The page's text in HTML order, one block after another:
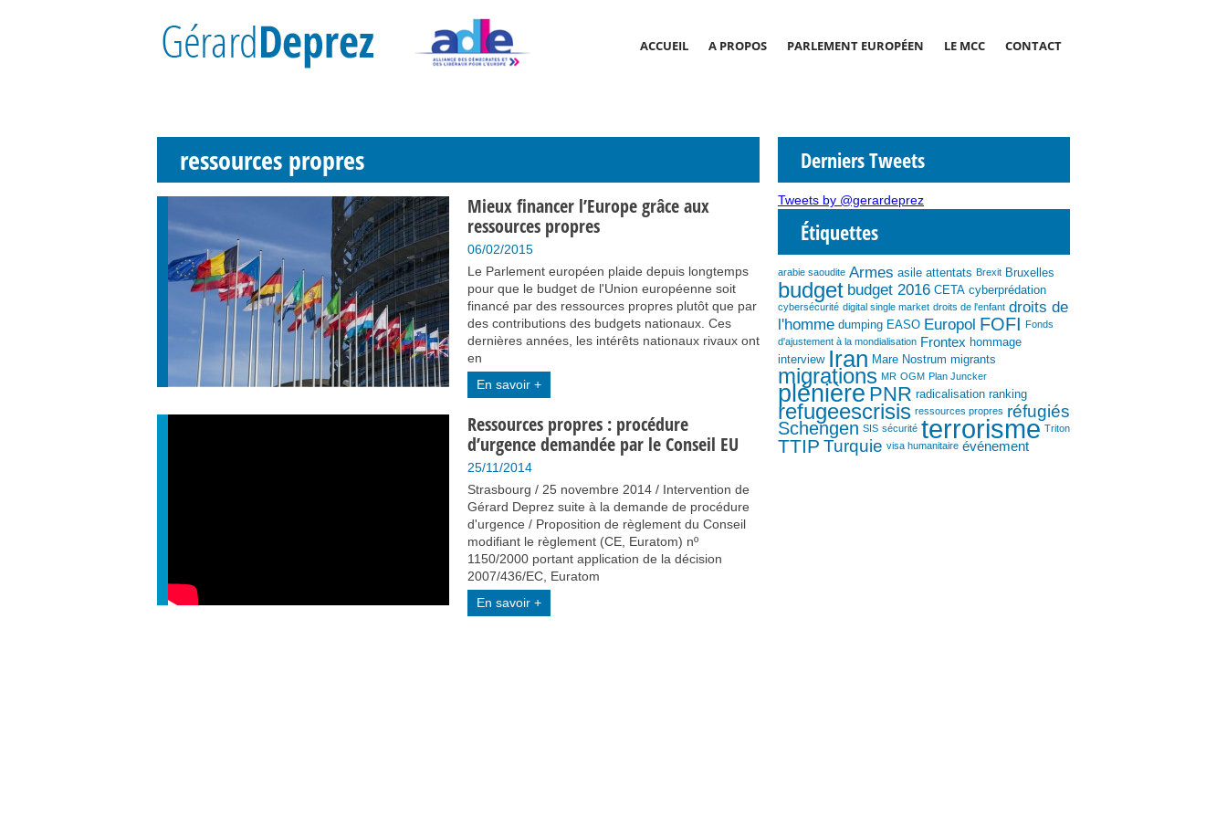
ACCUEIL A PROPOS PARLEMENT EUROPÉEN LE MCC CONTACT
ressources propres
Mieux financer l’Europe grâce aux
ressources propres
06/02/2015
Le Parlement européen plaide depuis longtemps
pour que le budget de l'Union européenne soit
financé par des ressources propres plutôt que par
des contributions des budgets nationaux. Ces
dernières années, les intérêts nationaux rivaux ont
en
En savoir +
Ressources propres : procédure
d’urgence demandée par le Conseil EU
25/11/2014
Strasbourg / 25 novembre 2014 / Intervention de
Gérard Deprez suite à la demande de procédure
d'urgence / Proposition de règlement du Conseil
modifiant le règlement (CE, Euratom) nº
1150/2000 portant application de la décision
2007/436/EC, Euratom
En savoir +
Derniers Tweets
Tweets by @gerardeprez
Étiquettes
arabie saoudite Armes asile attentats Brexit Bruxelles
budget budget 2016 CETA cyberprédation
cybersécurité digital single market droits de l'enfant droits de
l'homme dumping EASO Europol FOFI Fonds
d'ajustement à la mondialisation Frontex hommage
interview Iran Mare Nostrum migrants
migrations MR OGM Plan Juncker
plénière PNR radicalisation ranking
refugeescrisis ressources propres réfugiés
Schengen SIS sécurité terrorisme Triton
TTIP Turquie visa humanitaire événement